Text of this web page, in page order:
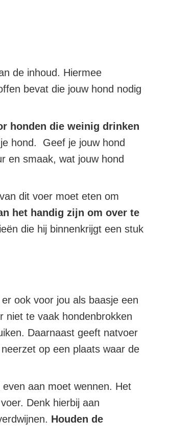
de inhoud. Hiermee
bevat die jouw hond nodig
honden die weinig drinken
hond.
Geef je jouw hond
en smaak, wat jouw hond
dit voer moet eten om
het handig zijn om over te
die hij binnenkrijgt een stuk
ook voor jou als baasje een
niet te vaak hondenbrokken
Daarnaast geeft natvoer
op een plaats waar de
aan moet wennen. Het
Denk hierbij aan
Houden de